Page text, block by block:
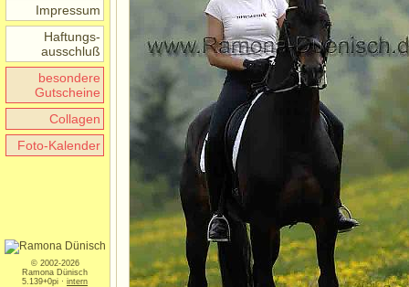
Impressum
Haftungs-
ausschluß
besondere
Gutscheine
Collagen
Foto-Kalender
© 2002-2026
Ramona Dünisch
5.139+0pi · intern